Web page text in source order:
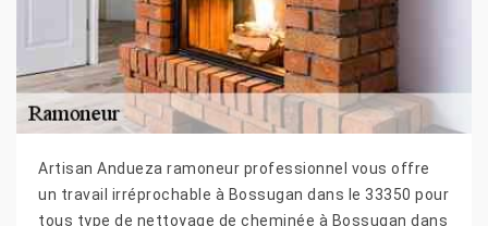
Artisan Andueza ramoneur professionnel vous offre
un travail irréprochable à Bossugan dans le 33350 pour
tous type de nettoyage de cheminée à Bossugan dans